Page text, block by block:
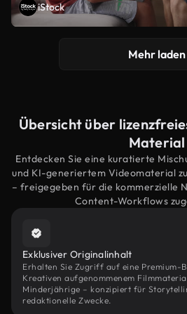
iStock
Mehr laden
Übersicht über
Material
Entdecken Sie eine kuratierte
und KI-generiertem Videomaterial
– freigegeben für die kommerzielle
Content-Workflows
Exklusiver Originalinhalt
Erhalten Sie Zugriff auf eine Premium-
Kreativen aufgenommenem
Minderjährige – konzipiert für
redaktionelle Zwecke.